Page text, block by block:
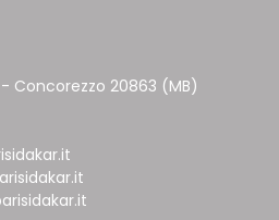
Concorezzo 20863 (MB)